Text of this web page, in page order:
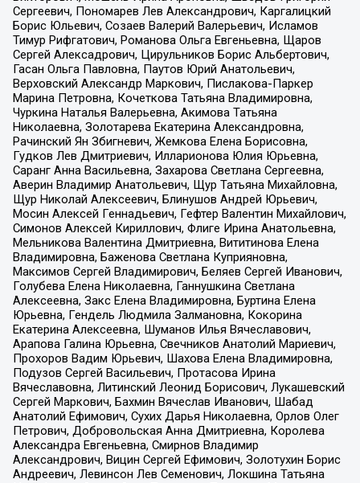
Сергеевич, Пономарев Лев Александрович, Каргалицкий
Борис Юльевич, Созаев Валерий Валерьевич, Исламов
Тимур Рифгатович, Романова Ольга Евгеньевна, Щаров
Сергей Алексадрович, Цирульников Борис Альбертович,
Гасан Ольга Павловна, Паутов Юрий Анатольевич,
Верховский Александр Маркович, Пислакова-Паркер
Марина Петровна, Кочеткова Татьяна Владимировна,
Чуркина Наталья Валерьевна, Акимова Татьяна
Николаевна, Золотарева Екатерина Александровна,
Рачинский Ян Збигневич, Жемкова Елена Борисовна,
Гудков Лев Дмитриевич, Илларионова Юлия Юрьевна,
Саранг Анна Васильевна, Захарова Светлана Сергеевна,
Аверин Владимир Анатольевич, Щур Татьяна Михайловна,
Щур Николай Алексеевич, Блинушов Андрей Юрьевич,
Мосин Алексей Геннадьевич, Гефтер Валентин Михайлович,
Симонов Алексей Кириллович, Флиге Ирина Анатольевна,
Мельникова Валентина Дмитриевна, Вититинова Елена
Владимировна, Баженова Светлана Куприяновна,
Максимов Сергей Владимирович, Беляев Сергей Иванович,
Голубева Елена Николаевна, Ганнушкина Светлана
Алексеевна, Закс Елена Владимировна, Буртина Елена
Юрьевна, Гендель Людмила Залмановна, Кокорина
Екатерина Алексеевна, Шуманов Илья Вячеславович,
Арапова Галина Юрьевна, Свечников Анатолий Мариевич,
Прохоров Вадим Юрьевич, Шахова Елена Владимировна,
Подузов Сергей Васильевич, Протасова Ирина
Вячеславовна, Литинский Леонид Борисович, Лукашевский
Сергей Маркович, Бахмин Вячеслав Иванович, Шабад
Анатолий Ефимович, Сухих Дарья Николаевна, Орлов Олег
Петрович, Добровольская Анна Дмитриевна, Королева
Александра Евгеньевна, Смирнов Владимир
Александрович, Вицин Сергей Ефимович, Золотухин Борис
Андреевич, Левинсон Лев Семенович, Локшина Татьяна